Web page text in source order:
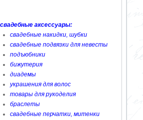
свадебные аксессуары:
свадебные накидки, шубки
свадебные подвязки для невесты
подъюбники
бижутерия
диадемы
украшения для волос
товары для рукоделия
браслеты
свадебные перчатки, митенки